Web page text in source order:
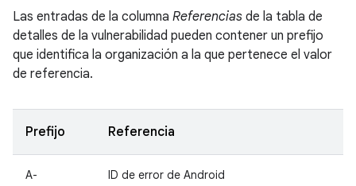
Las entradas de la columna Referencias de la tabla de
detalles de la vulnerabilidad pueden contener un prefijo
que identifica la organización a la que pertenece el valor
de referencia.
Prefijo Referencia
A- ID de error de Android